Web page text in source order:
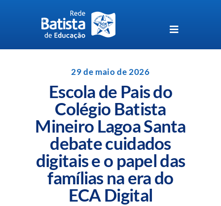
Toggle
Navigation
Perguntas Frequentes
Blog da Rede Batista
29 de maio de 2026
Escola de Pais do
Colégio Batista
Mineiro Lagoa Santa
debate cuidados
digitais e o papel das
famílias na era do
ECA Digital